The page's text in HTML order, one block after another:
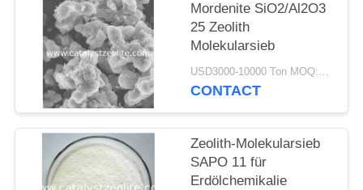
PRIVACY
POLICY
Mordenite SiO2/Al2O3
25 Zeolith
Molekularsieb
USD3000-10000 Ton MOQ:1 Kilogramm
CONTACT
Zeolith-Molekularsieb
SAPO 11 für
Erdölchemikalie